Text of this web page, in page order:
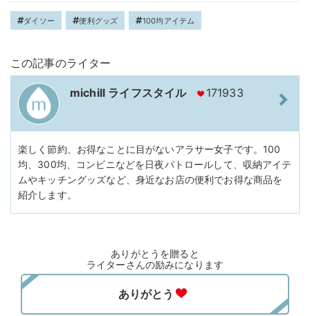
ダイソー 便利グッズ 100均アイテム
この記事のライター
michill ライフスタイル 171933
楽しく節約、お得なことに目がないアラサー女子です。100
均、300均、コンビニなどを日夜パトロールして、収納アイテ
ムやキッチングッズなど、身近なお店の便利でお得な商品を
紹介します。
ありがとうを贈ると
ライターさんの励みになります